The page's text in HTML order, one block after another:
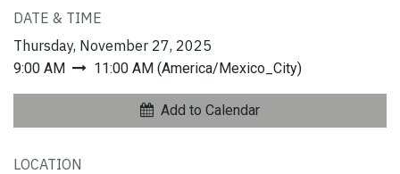
DATE & TIME
Thursday, November 27, 2025
9:00 AM 11:00 AM (America/Mexico_City)
Add to Calendar
LOCATION